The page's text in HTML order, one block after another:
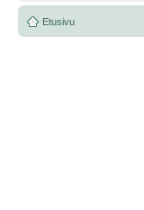
Etusivu